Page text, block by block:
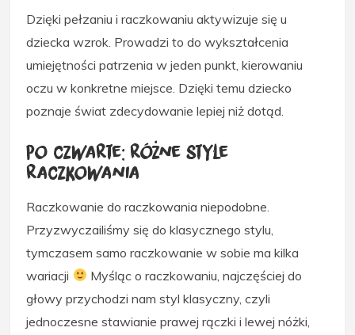
Dzięki pełzaniu i raczkowaniu aktywizuje się u
dziecka wzrok. Prowadzi to do wykształcenia
umiejętności patrzenia w jeden punkt, kierowaniu
oczu w konkretne miejsce. Dzięki temu dziecko
poznaje świat zdecydowanie lepiej niż dotąd.
Po czwarte: różne style
raczkowania
Raczkowanie do raczkowania niepodobne.
Przyzwyczailiśmy się do klasycznego stylu,
tymczasem samo raczkowanie w sobie ma kilka
wariacji
Myśląc o raczkowaniu, najczęściej do
głowy przychodzi nam styl klasyczny, czyli
jednoczesne stawianie prawej rączki i lewej nóżki,